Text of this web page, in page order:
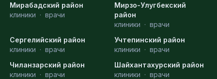
Мирабадский район
клиники · врачи
Мирзо-Улугбекский
район
клиники · врачи
Сергелийский район
клиники · врачи
Учтепинский район
клиники · врачи
Чиланзарский район
клиники · врачи
Шайхантахурский район
клиники · врачи